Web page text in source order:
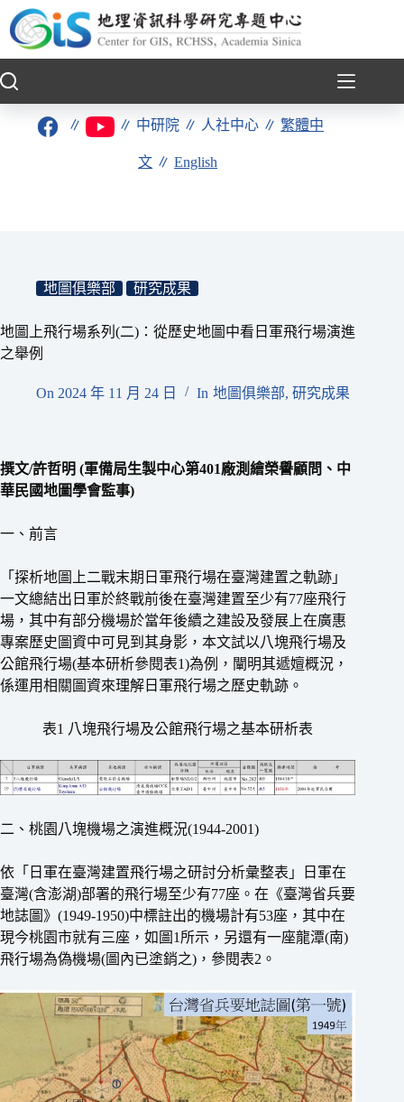
至
要
∥ ∥ 中研院 ∥ 人社中心 ∥繁體中
文 ∥English
地圖俱樂部 研究成果
地圖上飛行場系列(二)：從歷史地圖中看日軍飛行場演進
之舉例
On 2024 年 11 月 24 日 In 地圖俱樂部, 研究成果
撰文/許哲明 (軍備局生製中心第401廠測繪榮譽顧問、中
華民國地圖學會監事)
一、前言
「探析地圖上二戰末期日軍飛行場在臺灣建置之軌跡」
一文總結出日軍於終戰前後在臺灣建置至少有77座飛行
場，其中有部分機場於當年後續之建設及發展上在廣惠
專案歷史圖資中可見到其身影，本文試以八塊飛行場及
公館飛行場(基本研析參閱表1)為例，闡明其遞嬗概況，
係運用相關圖資來理解日軍飛行場之歷史軌跡。
表1 八塊飛行場及公館飛行場之基本研析表
二、桃園八塊機場之演進概況(1944-2001)
依「日軍在臺灣建置飛行場之研討分析彙整表」日軍在
臺灣(含澎湖)部署的飛行場至少有77座。在《臺灣省兵要
地誌圖》(1949-1950)中標註出的機場計有53座，其中在
現今桃園市就有三座，如圖1所示，另還有一座龍潭(南)
飛行場為偽機場(圖內已塗銷之)，參閱表2。